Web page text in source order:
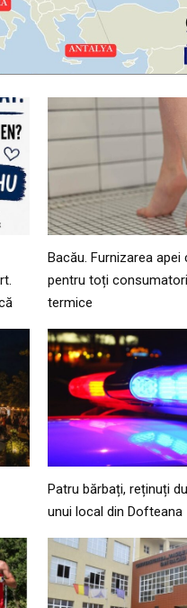
Bacău. Furnizarea apei
pentru toți
termice
Patru bărbați, reținuți
unui local din Dofteana